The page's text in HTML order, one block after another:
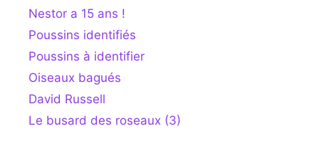
Nestor a 15 ans !
Poussins identifiés
Poussins à identifier
Oiseaux bagués
David Russell
Le busard des roseaux (3)